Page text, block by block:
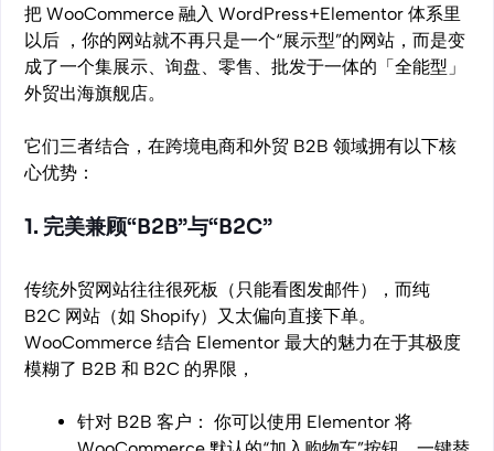
把 WooCommerce 融入 WordPress+Elementor 体系里
以后 ，你的网站就不再只是一个“展示型”的网站，而是变
成了一个集展示、询盘、零售、批发于一体的「全能型」
外贸出海旗舰店。
它们三者结合，在跨境电商和外贸 B2B 领域拥有以下核
心优势：
1. 完美兼顾“B2B”与“B2C”
传统外贸网站往往很死板（只能看图发邮件），而纯
B2C 网站（如 Shopify）又太偏向直接下单。
WooCommerce 结合 Elementor 最大的魅力在于其极度
模糊了 B2B 和 B2C 的界限，
针对 B2B 客户： 你可以使用 Elementor 将